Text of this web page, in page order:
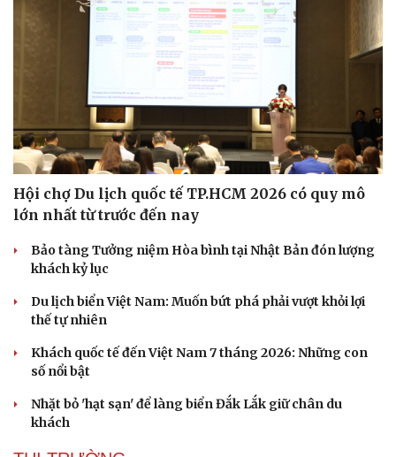
Hội chợ Du lịch quốc tế TP.HCM 2026 có quy mô
lớn nhất từ trước đến nay
Bảo tàng Tưởng niệm Hòa bình tại Nhật Bản đón lượng
khách kỷ lục
Du lịch biển Việt Nam: Muốn bứt phá phải vượt khỏi lợi
thế tự nhiên
Khách quốc tế đến Việt Nam 7 tháng 2026: Những con
số nổi bật
Nhặt bỏ 'hạt sạn' để làng biển Đắk Lắk giữ chân du
khách